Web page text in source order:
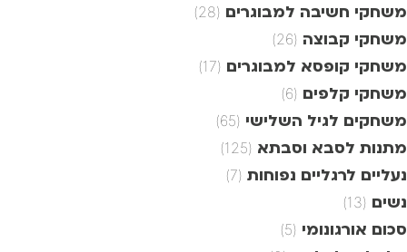
משחקי חשיבה למבוגרים (28)
משחקי קבוצה (26)
משחקי קופסא למבוגרים (17)
משחקי קלפים (6)
משחקים לגיל השלישי (65)
מתנות לסבא וסבתא (125)
נעליים לרגליים נפוחות (7)
נשים (13)
סכום אורגונומי (5)